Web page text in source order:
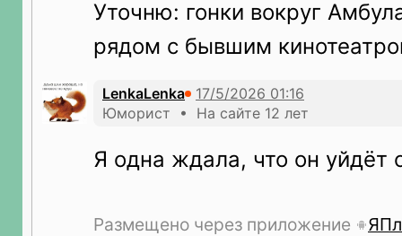
Уточню: гонки вокруг
рядом с бывшим
LenkaLenka
Юморист • На сайте 12 лет
Я одна ждала, что он уйдёт
Размещено через приложение